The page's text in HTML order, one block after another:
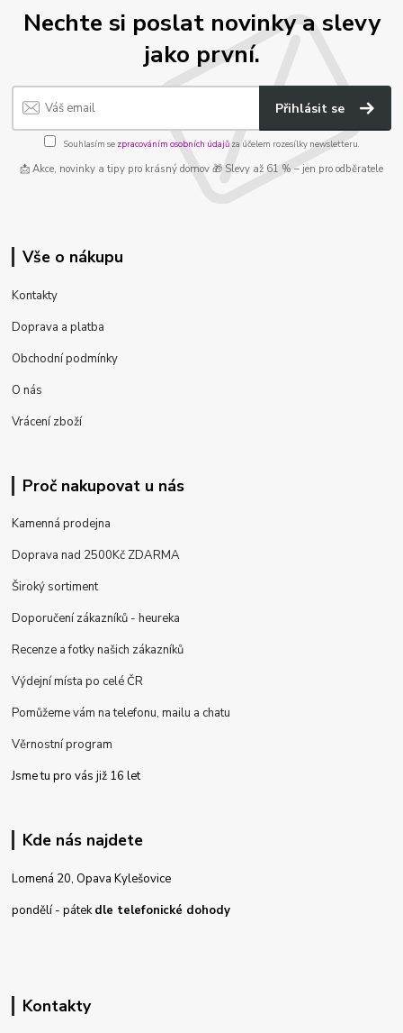
Nechte si poslat novinky a slevy
jako první.
Přihlásit se
Souhlasím se zpracováním osobních údajůza účelem rozesílky newsletteru.
📩 Akce, novinky a tipy pro krásný domov 🎁 Slevy až 61 % – jen pro odběratele
Vše o nákupu
Kontakty
Doprava a platba
Obchodní podmínky
O nás
Vrácení zboží
Proč nakupovat u nás
Kamenná prodejna
Doprava nad 2500Kč ZDARMA
Široký sortiment
Doporučení zákazníků - heureka
Recenze a fotky našich zákazníků
Výdejní místa po celé ČR
Pomůžeme vám na telefonu, mailu a chatu
Věrnostní program
Jsme tu pro vás již 16 let
Kde nás najdete
Lomená 20, Opava Kylešovice
pondělí - pátekdle telefonické dohody
Kontakty